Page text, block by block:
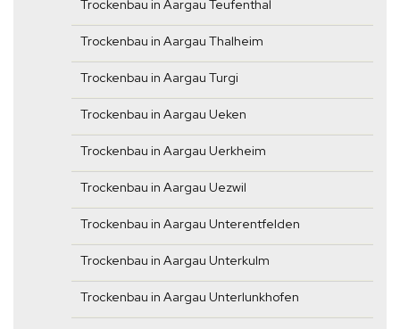
Trockenbau in Aargau Teufenthal
Trockenbau in Aargau Thalheim
Trockenbau in Aargau Turgi
Trockenbau in Aargau Ueken
Trockenbau in Aargau Uerkheim
Trockenbau in Aargau Uezwil
Trockenbau in Aargau Unterentfelden
Trockenbau in Aargau Unterkulm
Trockenbau in Aargau Unterlunkhofen